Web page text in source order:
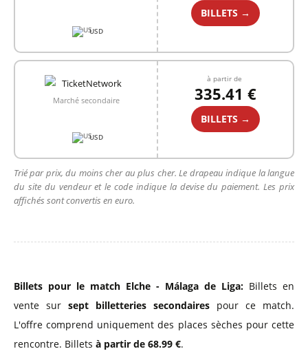
USD
BILLETS →
Marché secondaire
USD
à partir de
335.41 €
BILLETS →
Trié par prix, du moins cher au plus cher. Le drapeau indique la langue
du site du vendeur et le code indique la devise du paiement. Les prix
affichés sont convertis en euro.
Billets pour le match Elche - Málaga de Liga: Billets en
vente sur sept billetteries secondaires pour ce match.
L'offre comprend uniquement des places sèches pour cette
rencontre. Billets à partir de 68.99 €.